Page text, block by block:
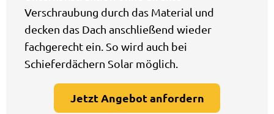
Verschraubung durch das Material und
decken das Dach anschließend wieder
fachgerecht ein. So wird auch bei
Schieferdächern Solar möglich.
Jetzt Angebot anfordern